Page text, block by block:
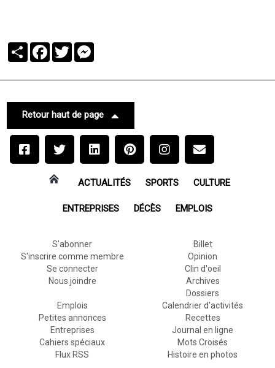
PartagerFacebook
Twitter
Retour haut de page
ACTUALITÉS SPORTS CULTURE
ENTREPRISES DÉCÈS EMPLOIS
S'abonner
S'inscrire comme membre
Se connecter
Nous joindre
Billet
Opinion
Clin d'oeil
Archives
Dossiers
Emplois
Petites annonces
Entreprises
Cahiers spéciaux
Flux RSS
Calendrier d'activités
Recettes
Journal en ligne
Mots Croisés
Histoire en photos